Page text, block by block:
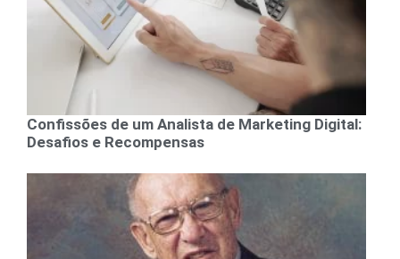
Confissões de um Analista de Marketing Digital:
Desafios e Recompensas